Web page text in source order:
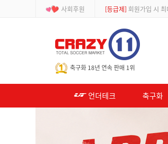
사회후원 [이벤트] APP 주문 시
축구화 18년 연속 판매 1위
언더테크 축구화